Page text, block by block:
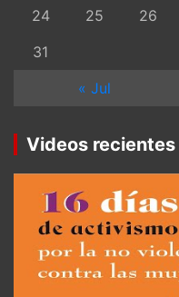
24
25 26
31
« Jul
Videos recientes